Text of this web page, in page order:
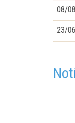
08/
23/